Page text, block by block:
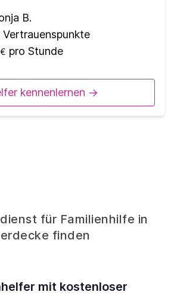
B.
Vertrauenspunkte
€ pro Stunde
kennenlernen ->
für Familienhilfe in
finden
mit kostenloser